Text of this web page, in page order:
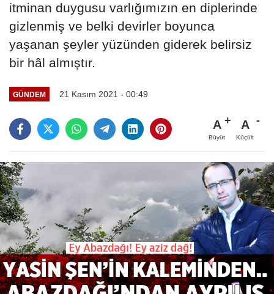
itminan duygusu varlığımızın en diplerinde
gizlenmiş ve belki devirler boyunca
yaşanan şeyler yüzünden giderek belirsiz
bir hâl almıştır.
GÜNDEM 21 Kasım 2021 - 00:49
A
Büyüt
A
Küçült